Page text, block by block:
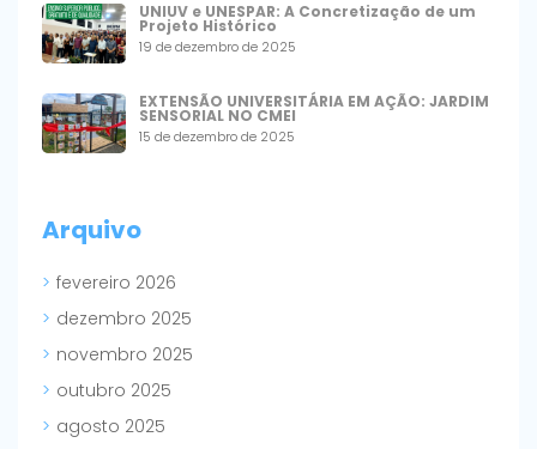
UNIUV e UNESPAR: A Concretização de um
Projeto Histórico
19 de dezembro de 2025
EXTENSÃO UNIVERSITÁRIA EM AÇÃO: JARDIM
SENSORIAL NO CMEI
15 de dezembro de 2025
Arquivo
fevereiro 2026
dezembro 2025
novembro 2025
outubro 2025
agosto 2025